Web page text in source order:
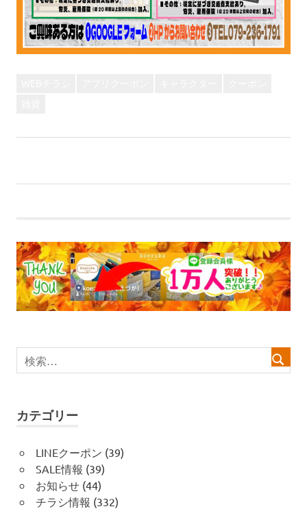
稿
ビ
ゲ
ー
ョ
記
の
カテゴリー
LINEクーポン (39)
SALE情報 (39)
お知らせ(44)
チラシ情報 (332)